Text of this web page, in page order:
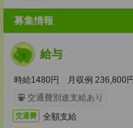
募集情報
給与
時給1480円 月収例 236,800円
交通費別途支給あり
交通費 全額支給